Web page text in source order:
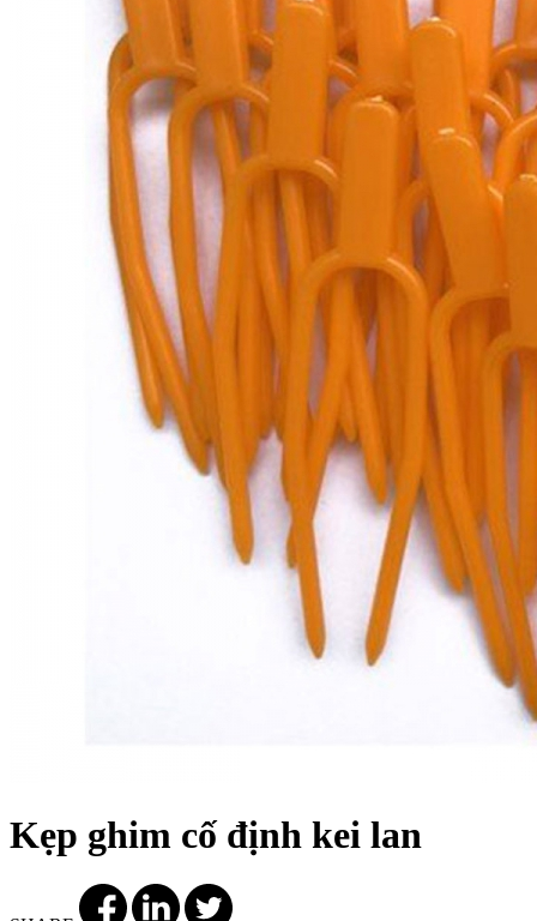
Kẹp ghim cố định kei lan